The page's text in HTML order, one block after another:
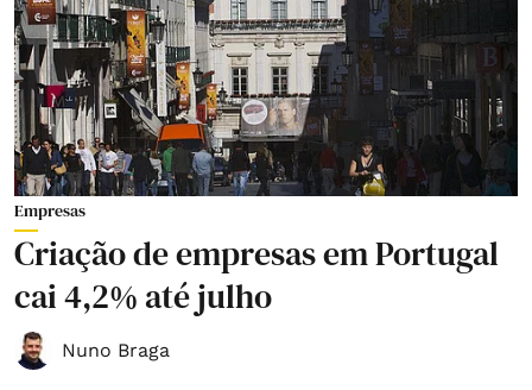
Empresas
Criação de empresas em Portugal
cai 4,2% até julho
Nuno Braga